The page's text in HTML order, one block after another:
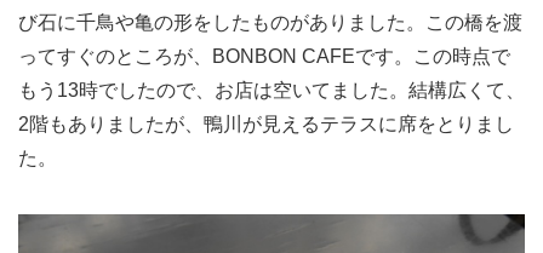
び石に千鳥や亀の形をしたものがありました。この橋を渡
ってすぐのところが、BONBON CAFEです。この時点で
もう13時でしたので、お店は空いてました。結構広くて、
2階もありましたが、鴨川が見えるテラスに席をとりまし
た。